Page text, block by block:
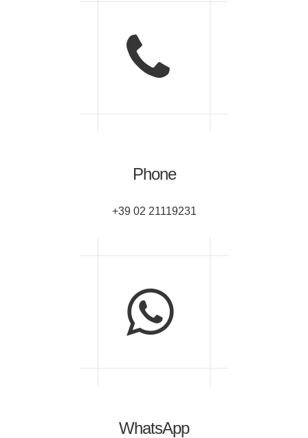
Phone
+39 02 21119231
WhatsApp